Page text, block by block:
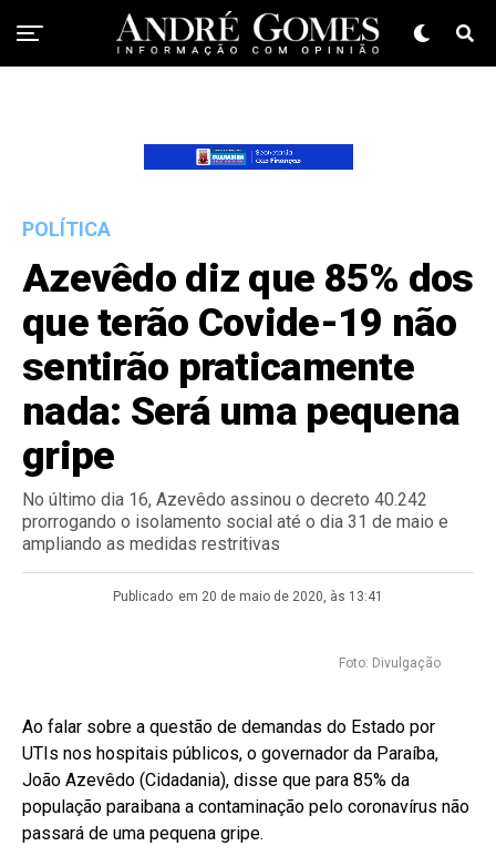
POLÍTICA
Azevêdo diz que 85% dos
que terão Covide-19 não
sentirão praticamente
nada: Será uma pequena
gripe
No último dia 16, Azevêdo assinou o decreto 40.242
prorrogando o isolamento social até o dia 31 de maio e
ampliando as medidas restritivas
Publicado em 20 de maio de 2020, às 13:41
Foto: Divulgação
Ao falar sobre a questão de demandas do Estado por
UTIs nos hospitais públicos, o governador da Paraíba,
João Azevêdo (Cidadania), disse que para 85% da
população paraibana a contaminação pelo coronavírus não
passará de uma pequena gripe.